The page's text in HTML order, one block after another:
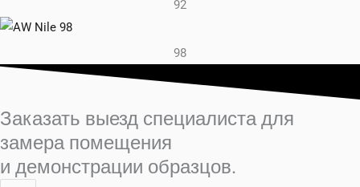
92
98
Заказать выезд специалиста для
замера помещения
и демонстрации образцов.